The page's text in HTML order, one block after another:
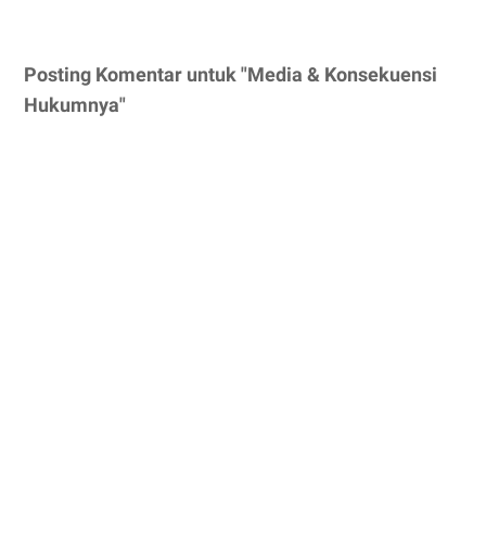
Posting Komentar untuk "Media & Konsekuensi
Hukumnya"